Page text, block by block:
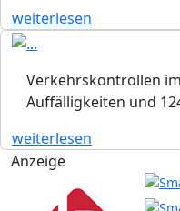
weiterlesen
Verkehrskontrollen
Auffälligkeiten und
weiterlesen
Anzeige